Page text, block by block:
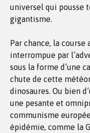
universel qui pousse
gigantisme.
Par chance, la
interrompue par
sous la forme d’une
chute de cette
dinosaures. Ou bien
une pesante et
communisme
épidémie, comme la